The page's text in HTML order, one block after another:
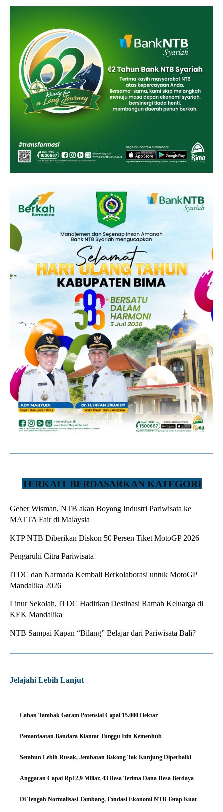
TERKAIT BERDASARKAN KATEGORI
Geber Wisman, NTB akan Boyong Industri Pariwisata ke
MATTA Fair di Malaysia
KTP NTB Diberikan Diskon 50 Persen Tiket MotoGP 2026
Pengaruhi Citra Pariwisata
ITDC dan Narmada Kembali Berkolaborasi untuk MotoGP
Mandalika 2026
Linur Sekolah, ITDC Hadirkan Destinasi Ramah Keluarga di
KEK Mandalika
NTB Sampai Kapan “Bilang” Belajar dari Pariwisata Bali?
Jelajahi Lebih Lanjut
Lahan Tambak Garam Potensial Capai 15.000 Hektar
Pemanfaatan Bandara Kiantar Tunggu Izin Kemenhub
Setahun Lebih Rusak, Jembatan Bakong Tak Kunjung Diperbaiki
Anggaran Capai Rp12,9 Miliar, 43 Desa Terima Dana Desa Berdaya
Di Tengah Normalisasi Tambang, Fondasi Ekonomi NTB Tetap Kuat